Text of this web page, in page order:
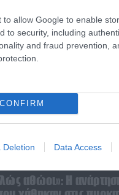
to allow Google to enable
to security, including
and fraud prevention,
CONFIRM
Deletion Data Access
αθώοι»: Η